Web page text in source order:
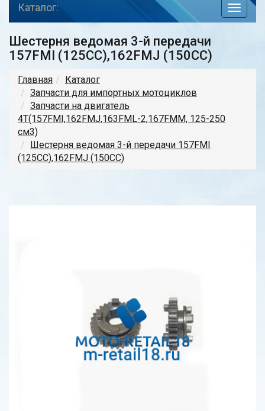
toggle
Каталог:
Шестерня ведомая 3-й передачи
157FMI (125CC),162FMJ (150CC)
Главная
Каталог
Запчасти для импортных мотоциклов
Запчасти на двигатель
4Т(157FMI,162FMJ,163FML-2,167FMM, 125-250
см3)
Шестерня ведомая 3-й передачи 157FMI
(125CC),162FMJ (150CC)